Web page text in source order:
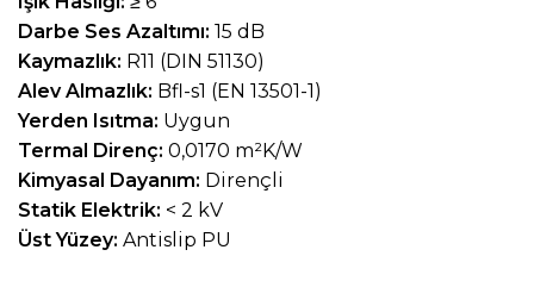
Darbe Ses Azaltımı: 15 dB
Kaymazlık: R11 (DIN 51130)
Alev Almazlık: Bfl-s1 (EN 13501-1)
Yerden Isıtma: Uygun
Termal Direnç: 0,0170 m²K/W
Kimyasal Dayanım: Dirençli
Statik Elektrik: < 2 kV
Üst Yüzey: Antislip PU